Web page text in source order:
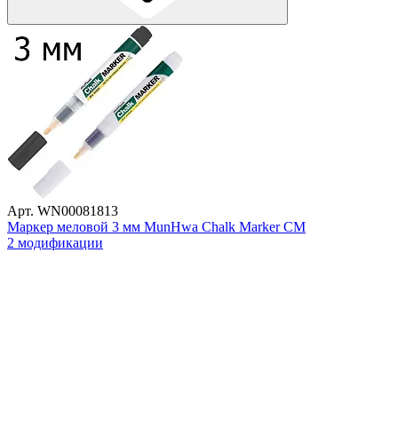
Арт. WN00081813
Маркер меловой 3 мм MunHwa Chalk Marker CM
2 модификации